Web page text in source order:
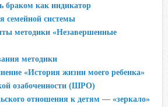
R
u
l
a
s
n
i
браком как индикатор
семейной системы
методики «Незавершенные
методики
«История жизни моего ребенка»
озабоченности (ШРО)
отношения к детям — «зеркало»